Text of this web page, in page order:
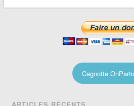
Cagnotte